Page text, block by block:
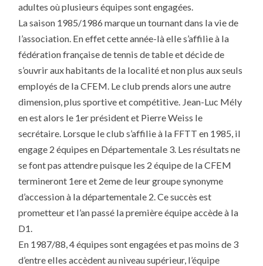
adultes où plusieurs équipes sont engagées.
La saison 1985/1986 marque un tournant dans la vie de
l’association. En effet cette année-là elle s’affilie à la
fédération française de tennis de table et décide de
s’ouvrir aux habitants de la localité et non plus aux seuls
employés de la CFEM. Le club prends alors une autre
dimension, plus sportive et compétitive. Jean-Luc Mély
en est alors le 1er président et Pierre Weiss le
secrétaire. Lorsque le club s’affilie à la FFTT en 1985, il
engage 2 équipes en Départementale 3. Les résultats ne
se font pas attendre puisque les 2 équipe de la CFEM
termineront 1ere et 2eme de leur groupe synonyme
d’accession à la départementale 2. Ce succès est
prometteur et l’an passé la première équipe accède à la
D1.
En 1987/88, 4 équipes sont engagées et pas moins de 3
d’entre elles accèdent au niveau supérieur, l’équipe